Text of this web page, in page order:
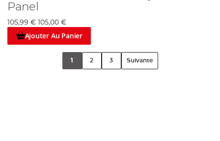
Panel
105,99 € 105,00 €
Ajouter Au Panier
1 2 3 Suivante